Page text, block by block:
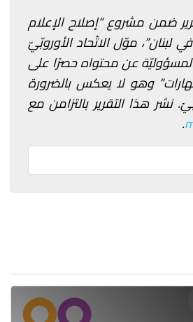
ضمن مشروع “إصلاح الإعلام
في لبنان”، موّل الاتّحاد الأوروبّيّ
عن محتواه حصرًا على
وهو لا يعكس بالضرورة
نشر هذا التقرير بالتزامن مع
.